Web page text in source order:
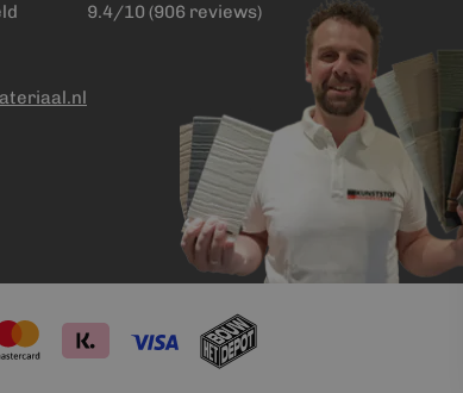
9.4/10 (906 reviews)